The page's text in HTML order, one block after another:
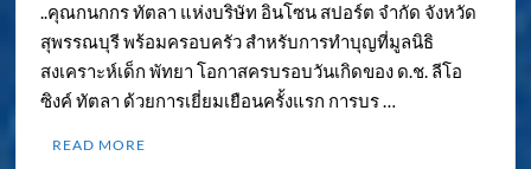
..คุณกนกกร ทัตลา แห่งบริษัท อินโซน สปอร์ต จำกัด จังหวัด
สุพรรณบุรี พร้อมครอบครัว สำหรับการทำบุญที่มูลนิธิ
สงเคราะห์เด็ก พัทยา โอกาสครบรอบวันเกิดของ ด.ช. ลีโอ
ซิงค์ ทัตลา ด้วยการเยี่ยมเยือนครั้งแรก การบร …
READ MORE